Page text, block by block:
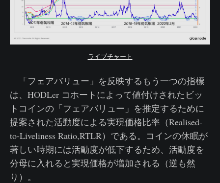
ライブチャート
「フェアバリュー」を反映するもう一つの指標
は、HODLer コホートによって値付けされたビッ
トコインの「フェアバリュー」を推定するために
提案された活動度による実現価格比率（Realised-
to-Liveliness Ratio,RTLR）である。コインの休眠が
著しい時期には活動度が低下するため、活動度を
分母に入れると実現価格が増加される（逆も然
り）。